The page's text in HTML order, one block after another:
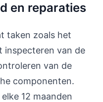
en reparaties
taken zoals het
inspecteren van de
van de
componenten.
12 maanden